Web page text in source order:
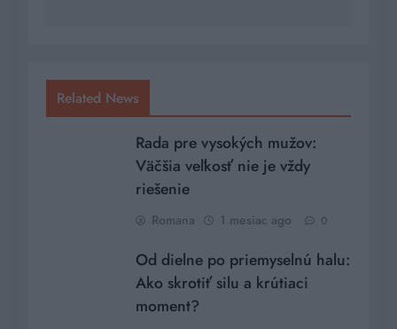
Related News
Rada pre vysokých mužov:
Väčšia veľkosť nie je vždy
riešenie
Romana 1 mesiac ago 0
Od dielne po priemyselnú halu:
Ako skrotiť silu a krútiaci
moment?